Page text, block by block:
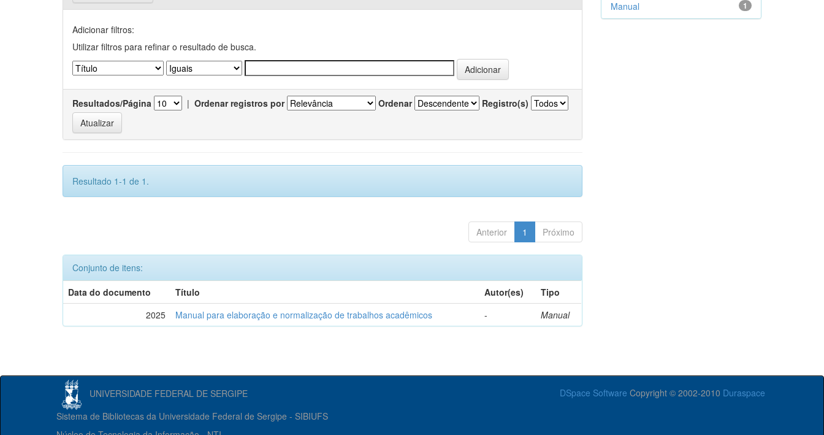
Adicionar filtros:
Utilizar filtros para refinar o resultado de busca.
Resultados/Página | Ordenar registros por Ordenar Registro(s)
Resultado 1-1 de 1.
Anterior 1 Próximo
Conjunto de itens:
Data do documento
Título Autor(es)
Tipo
2025
Manual para elaboração e normalização de trabalhos acadêmicos - Manual
1
Manual
UNIVERSIDADE FEDERAL DE SERGIPE DSpace Software Copyright © 2002-2010 Duraspace
Sistema de Bibliotecas da Universidade Federal de Sergipe - SIBIUFS